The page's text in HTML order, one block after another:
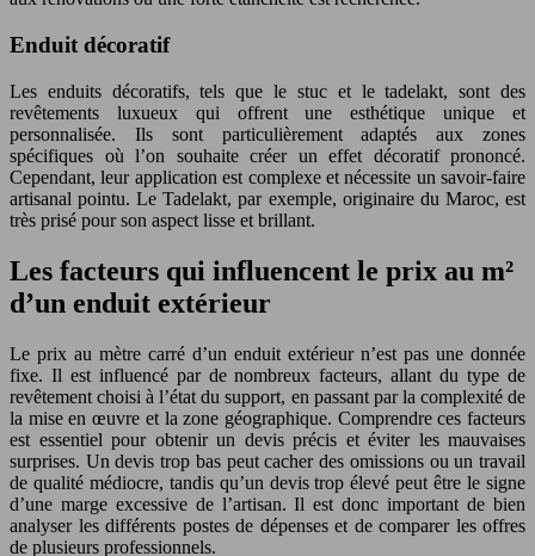
Enduit décoratif
Les enduits décoratifs, tels que le stuc et le tadelakt, sont des
revêtements luxueux qui offrent une esthétique unique et
personnalisée. Ils sont particulièrement adaptés aux zones
spécifiques où l’on souhaite créer un effet décoratif prononcé.
Cependant, leur application est complexe et nécessite un savoir-faire
artisanal pointu. Le Tadelakt, par exemple, originaire du Maroc, est
très prisé pour son aspect lisse et brillant.
Les facteurs qui influencent le prix au m²
d’un enduit extérieur
Le prix au mètre carré d’un enduit extérieur n’est pas une donnée
fixe. Il est influencé par de nombreux facteurs, allant du type de
revêtement choisi à l’état du support, en passant par la complexité de
la mise en œuvre et la zone géographique. Comprendre ces facteurs
est essentiel pour obtenir un devis précis et éviter les mauvaises
surprises. Un devis trop bas peut cacher des omissions ou un travail
de qualité médiocre, tandis qu’un devis trop élevé peut être le signe
d’une marge excessive de l’artisan. Il est donc important de bien
analyser les différents postes de dépenses et de comparer les offres
de plusieurs professionnels.